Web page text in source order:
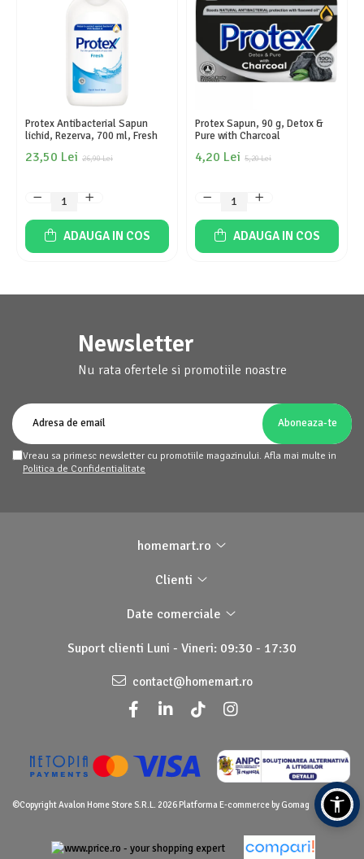
Protex Antibacterial Sapun
lichid, Rezerva, 700 ml, Fresh
26,90 Lei
23,50 Lei
ADAUGA IN COS
Protex Sapun, 90 g, Detox &
Pure with Charcoal
5,20 Lei
4,20 Lei
ADAUGA IN COS
Newsletter
Nu rata ofertele si promotiile noastre
Vreau sa primesc newsletter cu promotiile magazinului. Afla mai multe in
Politica de Confidentialitate
homemart.ro
Clienti
Date comerciale
Suport clienti Luni - Vineri: 09:30 - 17:30
contact@homemart.ro
©Copyright Avalon Home Store S.R.L. 2026 Platforma E-commerce by Gomag